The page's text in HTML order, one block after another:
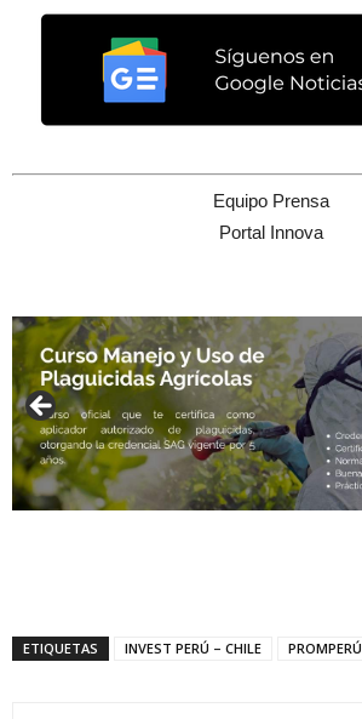
Equipo Prensa
Portal Innova
ETIQUETAS INVEST PERÚ – CHILE PROMPERÚ